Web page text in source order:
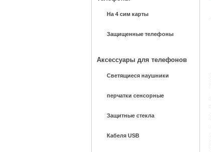
На 4 сим карты
Защищенные телефоны
Аксессуары для телефонов
Светящиеся наушники
перчатки сенсорные
Защитные стекла
Кабеля USB